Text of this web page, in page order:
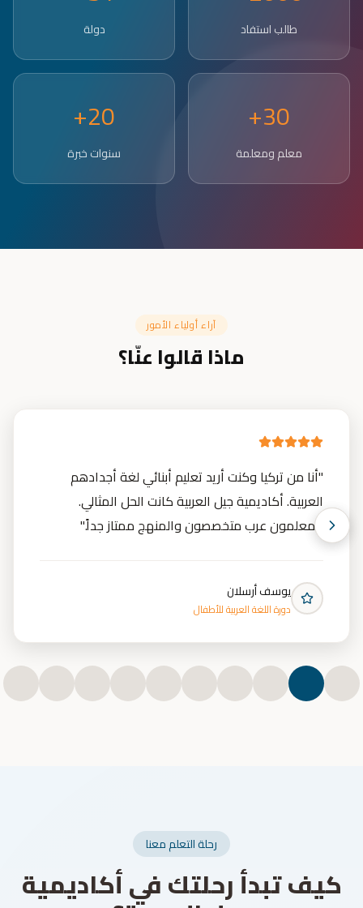
طالب استفاد دولة
30+
معلم ومعلمة
20+
سنوات خبرة
آراء أولياء الأمور
ماذا قالوا عنّا؟
"أنا من تركيا وكنت أريد تعليم أبنائي لغة أجدادهم
العربية. أكاديمية جيل العربية كانت الحل المثالي.
المعلمون عرب متخصصون والمنهج ممتاز جداً."
يوسف أرسلان
دورة اللغة العربية للأطفال
رحلة التعلم معنا
كيف تبدأ رحلتك في أكاديمية